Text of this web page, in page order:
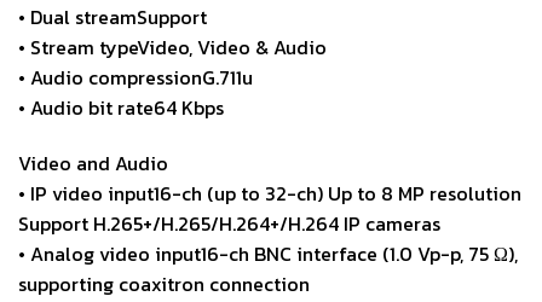
• Dual streamSupport
• Stream typeVideo, Video & Audio
• Audio compressionG.711u
• Audio bit rate64 Kbps
Video and Audio
• IP video input16-ch (up to 32-ch) Up to 8 MP resolution
Support H.265+/H.265/H.264+/H.264 IP cameras
• Analog video input16-ch BNC interface (1.0 Vp-p, 75 Ω),
supporting coaxitron connection